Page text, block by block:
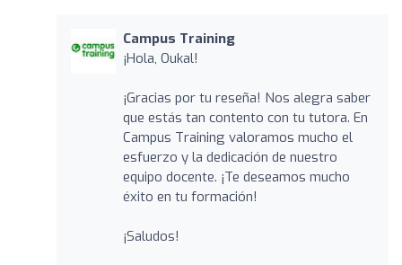
Campus Training
¡Hola, Oukal!
¡Gracias por tu reseña! Nos alegra saber
que estás tan contento con tu tutora. En
Campus Training valoramos mucho el
esfuerzo y la dedicación de nuestro
equipo docente. ¡Te deseamos mucho
éxito en tu formación!
¡Saludos!